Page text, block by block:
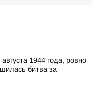
1944 года, ровно
битва за